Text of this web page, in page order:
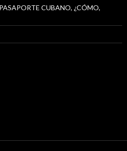
CUBANO, ¿CÓMO,